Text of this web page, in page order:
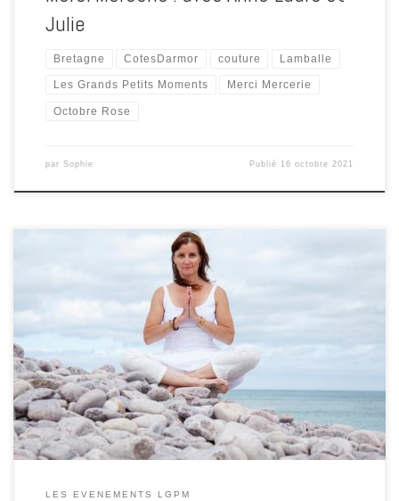
Julie
Bretagne CotesDarmor couture Lamballe
Les Grands Petits Moments Merci Mercerie
Octobre Rose
par Sophie Publié 16 octobre 2021
A l’occasion des Grands Petits Moments Pour Soi, les 9 et 10 octobre
2021, Fabienne Costa a proposé des ateliers le dimanche 10
octobre au manoir de la Villeneuve. Fabienne est Professeure de
Yoga certifiée depuis 2006, formée au – Hatha Yoga à l’EFY de Paris,
puis – au Yoga […]
LES EVENEMENTS LGPM